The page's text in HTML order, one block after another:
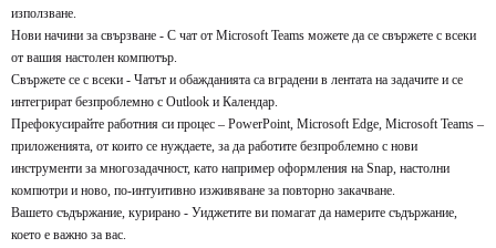
използване.
Нови начини за свързване - С чат от Microsoft Teams можете да се свържете с всеки
от вашия настолен компютър.
Свържете се с всеки - Чатът и обажданията са вградени в лентата на задачите и се
интегрират безпроблемно с Outlook и Календар.
Префокусирайте работния си процес – PowerPoint, Microsoft Edge, Microsoft Teams –
приложенията, от които се нуждаете, за да работите безпроблемно с нови
инструменти за многозадачност, като например оформления на Snap, настолни
компютри и ново, по-интуитивно изживяване за повторно закачване.
Вашето съдържание, курирано - Уиджетите ви помагат да намерите съдържание,
което е важно за вас.